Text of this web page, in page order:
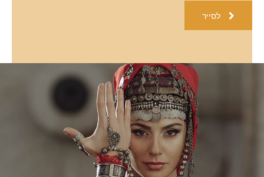
לסייר